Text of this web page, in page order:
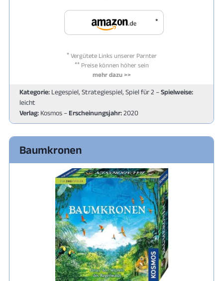
*
*Vergütete Links unserer Parnter
**Preise können höher sein
mehr dazu >>
Kategorie: Legespiel, Strategiespiel, Spiel für 2 –Spielweise:
leicht
Verlag: Kosmos – Erscheinungsjahr:2020
Baumkronen